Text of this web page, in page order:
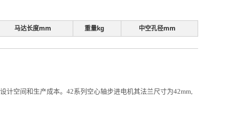
马达长度mm 重量kg 中空孔径mm
计空间和生产成本。42系列空心轴步进电机其法兰尺寸为42mm,